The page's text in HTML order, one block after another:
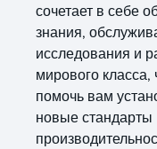
сочетает в себе
знания,
исследования и
мирового класса,
помочь вам
новые стандарты